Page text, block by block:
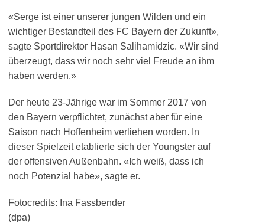
«Serge ist einer unserer jungen Wilden und ein
wichtiger Bestandteil des FC Bayern der Zukunft»,
sagte Sportdirektor Hasan Salihamidzic. «Wir sind
überzeugt, dass wir noch sehr viel Freude an ihm
haben werden.»
Der heute 23-Jährige war im Sommer 2017 von
den Bayern verpflichtet, zunächst aber für eine
Saison nach Hoffenheim verliehen worden. In
dieser Spielzeit etablierte sich der Youngster auf
der offensiven Außenbahn. «Ich weiß, dass ich
noch Potenzial habe», sagte er.
Fotocredits: Ina Fassbender
(dpa)